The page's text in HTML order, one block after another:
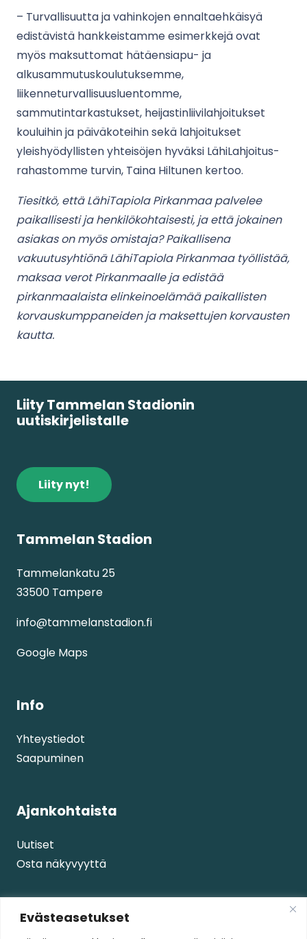
Evästeasetukset
– Turvallisuutta ja vahinkojen ennaltaehkäisyä
edistävistä hankkeistamme esimerkkejä ovat
myös maksuttomat hätäensiapu- ja
alkusammutuskoulutuksemme,
liikenneturvallisuusluentomme,
sammutintarkastukset, heijastinliivilahjoitukset
kouluihin ja päiväkoteihin sekä lahjoitukset
yleishyödyllisten yhteisöjen hyväksi LähiLahjoitus-
rahastomme turvin, Taina Hiltunen kertoo.
Tiesitkö, että LähiTapiola Pirkanmaa palvelee
paikallisesti ja henkilökohtaisesti, ja että jokainen
asiakas on myös omistaja? Paikallisena
vakuutusyhtiönä LähiTapiola Pirkanmaa työllistää,
maksaa verot Pirkanmaalle ja edistää
pirkanmaalaista elinkeinoelämää paikallisten
korvauskumppaneiden ja maksettujen korvausten
kautta.
Liity Tammelan Stadionin
uutiskirjelistalle
Liity nyt!
Tammelan Stadion
Tammelankatu 25
33500 Tampere
info@tammelanstadion.fi
Google Maps
Info
Yhteystiedot
Saapuminen
Ajankohtaista
Uutiset
Osta näkyvyyttä
Palvelut